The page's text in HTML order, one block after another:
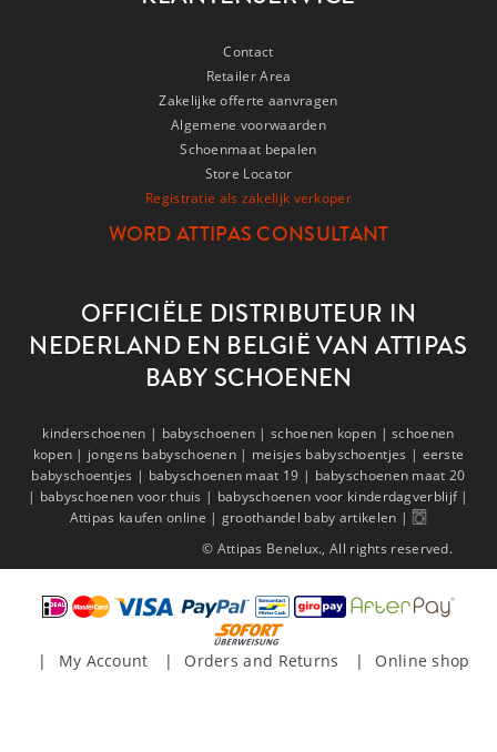
Contact
Retailer Area
Zakelijke offerte aanvragen
Algemene voorwaarden
Schoenmaat bepalen
Store Locator
Registratie als zakelijk verkoper
WORD ATTIPAS CONSULTANT
OFFICIËLE DISTRIBUTEUR IN
NEDERLAND EN BELGIË VAN ATTIPAS
BABY SCHOENEN
kinderschoenen | babyschoenen |schoenen kopen |schoenen
kopen | jongens babyschoenen | meisjes babyschoentjes | eerste
babyschoentjes | babyschoenen maat 19 | babyschoenen maat 20
| babyschoenen voor thuis | babyschoenen voor kinderdagverblijf |
Attipas kaufen online | groothandel baby artikelen |
© Attipas Benelux., All rights reserved.
My Account Orders and Returns Online shop